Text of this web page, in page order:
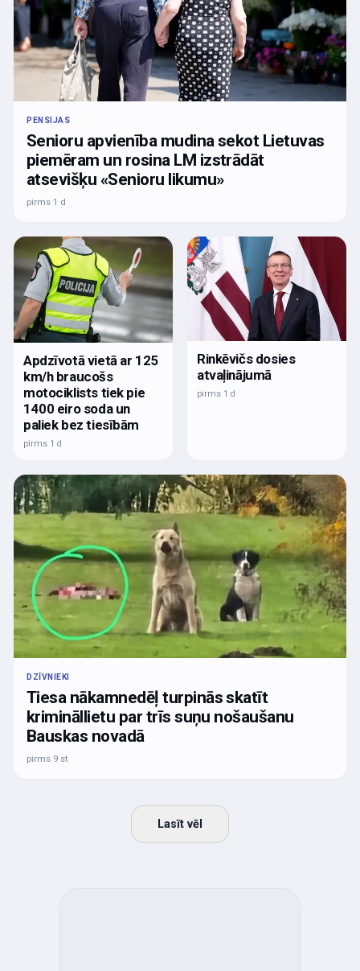
PENSIJAS
Senioru apvienība mudina sekot Lietuvas
piemēram un rosina LM izstrādāt
atsevišķu «Senioru likumu»
pirms 1 d
Apdzīvotā vietā ar 125
km/h braucošs
motociklists tiek pie
1400 eiro soda un
paliek bez tiesībām
pirms 1 d
Rinkēvičs dosies
atvaļinājumā
pirms 1 d
DZĪVNIEKI
Tiesa nākamnedēļ turpinās skatīt
krimināllietu par trīs suņu nošaušanu
Bauskas novadā
pirms 9 st
Lasīt vēl